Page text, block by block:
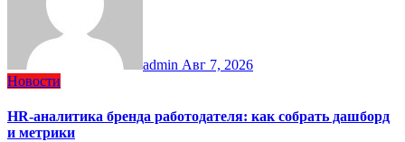
admin Авг 7, 2026
Новости
HR-аналитика бренда работодателя: как собрать дашборд
и метрики